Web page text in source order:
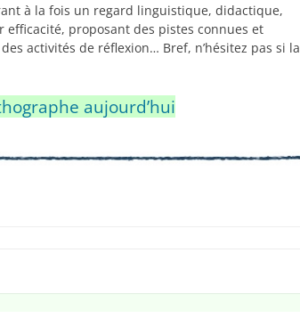
à la fois un regard linguistique, didactique,
proposant des pistes connues et
activités de réflexion… Bref, n’hésitez pas si la
aujourd’hui